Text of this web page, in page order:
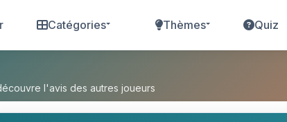
Catégories Thèmes Quiz
bisexuel ou Être homo ?
l'avis des autres joueurs